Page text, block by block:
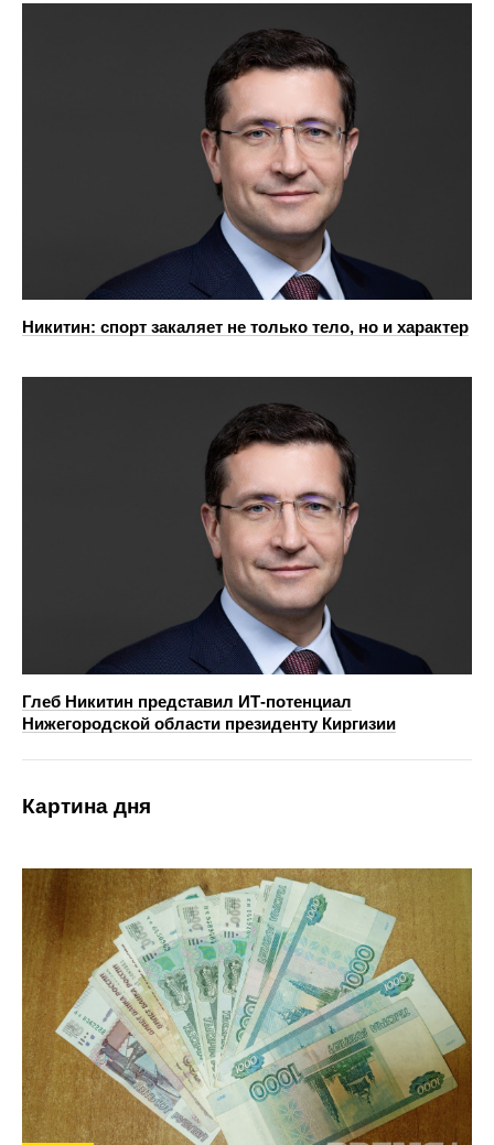
Никитин: спорт закаляет не только тело, но и характер
Глеб Никитин представил ИТ-потенциал
Нижегородской области президенту Киргизии
Картина дня